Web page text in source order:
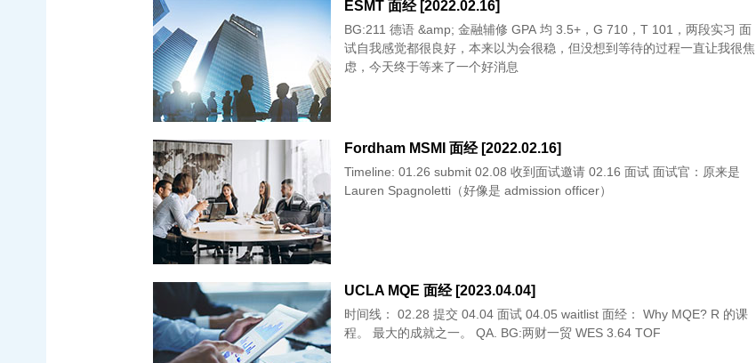
ESMT 面经 [2022.02.16]
BG:211 德语 &amp; 金融辅修 GPA 均 3.5+，G 710，T 101，两段实习 面
试自我感觉都很良好，本来以为会很稳，但没想到等待的过程一直让我很焦
虑，今天终于等来了一个好消息
Fordham MSMI 面经 [2022.02.16]
Timeline: 01.26 submit 02.08 收到面试邀请 02.16 面试 面试官：原来是
Lauren Spagnoletti（好像是 admission officer）
UCLA MQE 面经 [2023.04.04]
时间线： 02.28 提交 04.04 面试 04.05 waitlist 面经： Why MQE? R 的课
程。 最大的成就之一。 QA. BG:两财一贸 WES 3.64 TOF